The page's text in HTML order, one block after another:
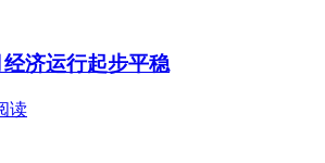
济运行起步平稳
读